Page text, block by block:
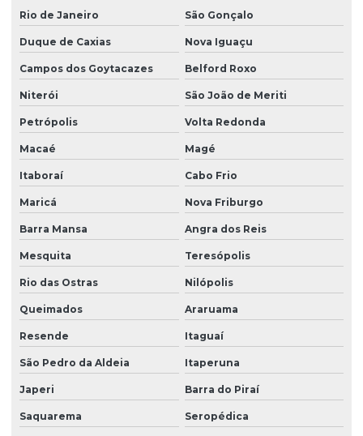
Empresa consultoria segurança do trabalho
Empresa laudo spda
Empresa que faz ltcat
Empresa que faz pgr
Empresa sst esocial
Empresas de ltcat
Empresas que fazem ltcat
Esocial envio de eventos
Gestão de empregados esocial
Impugnação laudo periculosidade
Laudo de análise ergonômica do trabalho
Laudo ergonômico do trabalho
Laudo de iluminância
Rio de Janeiro São Gonçalo
Duque de Caxias Nova Iguaçu
Campos dos Goytacazes Belford Roxo
Niterói São João de Meriti
Petrópolis Volta Redonda
Macaé Magé
Itaboraí Cabo Frio
Maricá Nova Friburgo
Barra Mansa Angra dos Reis
Mesquita Teresópolis
Rio das Ostras Nilópolis
Queimados Araruama
Resende Itaguaí
São Pedro da Aldeia Itaperuna
Japeri Barra do Piraí
Saquarema Seropédica